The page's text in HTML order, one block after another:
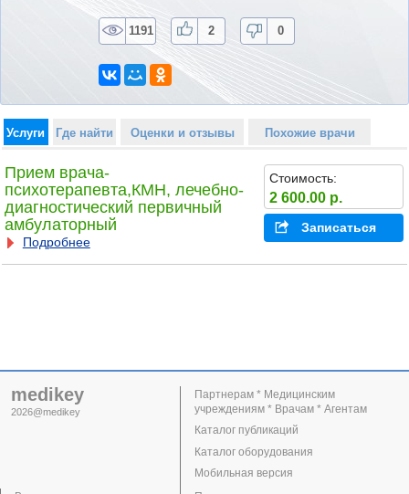
1191 2 0
Услуги Где найти Оценки и отзывы Похожие врачи
Прием врача-
психотерапевта,КМН, лечебно-
диагностический первичный
амбулаторный
Подробнее
Стоимость:
2 600.00 р.
Записаться
medikey
2026@medikey
Партнерам * Медицинским
учреждениям * Врачам * Агентам
Каталог публикаций
Каталог оборудования
Мобильная версия